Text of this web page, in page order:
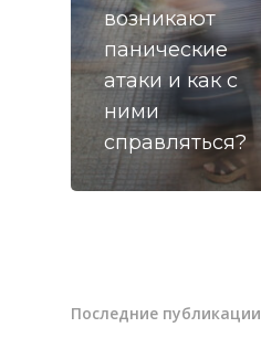
возникают
панические
атаки и как с
ними
справляться?
Последние публикации